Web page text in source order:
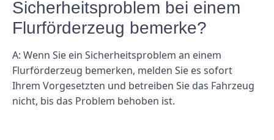
Sicherheitsproblem bei einem
Flurförderzeug bemerke?
A: Wenn Sie ein Sicherheitsproblem an einem
Flurförderzeug bemerken, melden Sie es sofort
Ihrem Vorgesetzten und betreiben Sie das Fahrzeug
nicht, bis das Problem behoben ist.